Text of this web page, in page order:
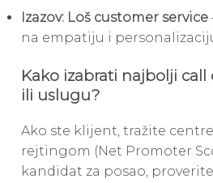
Izazov: Loš customer service
na empatiju i
Kako izabrati najbolji call
ili uslugu?
Ako ste klijent, tražite
rejtingom (Net Promoter
kandidat za posao,